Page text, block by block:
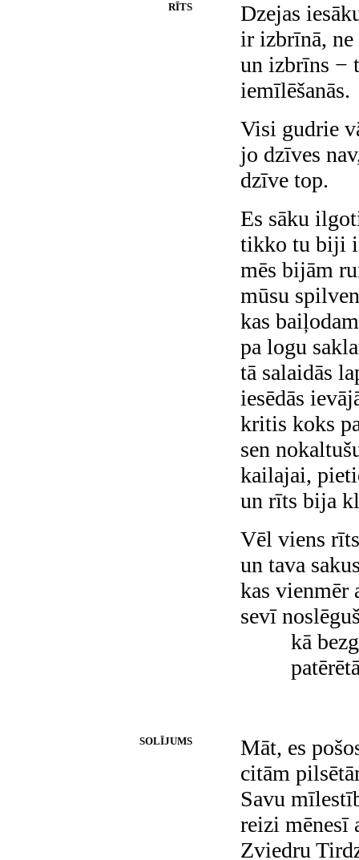
RĪTS
Dzejas
ir izbrīnā, ne
un izbrīns −
iemīlēšanās.
Visi gudrie
jo dzīves
dzīve top.
Es sāku
tikko tu biji
mēs bijām
mūsu
kas
pa logu
tā salaidās
iesēdās
kritis koks
sen
kailajai,
un rīts bija
Vēl viens
un tava
kas vienmēr
sevī
kā
SOLĪJUMS
Māt, es
citām
Savu
reizi mēnesī
Zviedru